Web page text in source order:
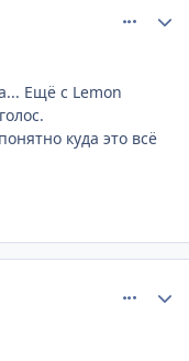
Ещё с Lemon
куда это всё